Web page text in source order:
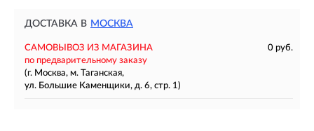
ДОСТАВКА В МОСКВА
САМОВЫВОЗ ИЗ МАГАЗИНА
0 руб.
по предварительному заказу
(г. Москва, м. Таганская,
ул. Большие Каменщики, д. 6, стр. 1)